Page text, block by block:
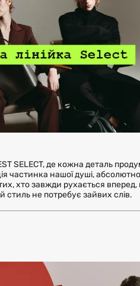
SELECT, де кожна деталь
частинка нашої душі,
хто завжди рухається вперед,
стиль не потребує зайвих слів.